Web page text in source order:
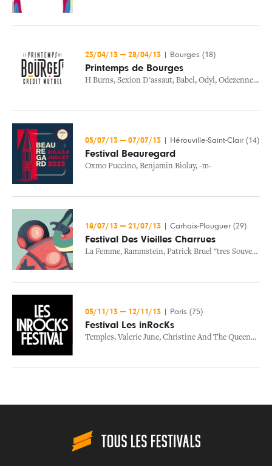
23/04/13 — 28/04/13 Bourges (18)
Printemps de Bourges
H Burns, Sexion D'assaut, Babel, Odyl, Odezenne,
05/07/13 — 07/07/13 Hérouville-Saint-Clair (14)
Festival Beauregard
Oxmo Puccino, Benjamin Biolay, -m-
18/07/13 — 21/07/13 Carhaix-Plouguer (29)
Festival Des Vieilles Charrues
La Femme, Rammstein, Patrick Bruel "tres Souvent, Je Pense A Vous..."
05/11/13 — 12/11/13 Paris (75)
Festival Les inRocKs
Temples, Valerie June, Christine And The Queens ,